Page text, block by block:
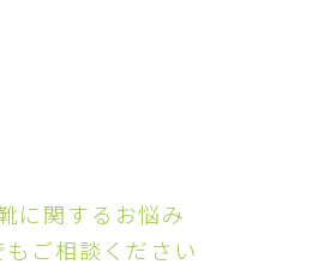
に関するお悩み
もご相談ください